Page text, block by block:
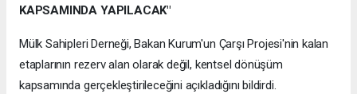
KAPSAMINDA YAPILACAK"
Mülk Sahipleri Derneği, Bakan Kurum'un Çarşı Projesi'nin kalan
etaplarının rezerv alan olarak değil, kentsel dönüşüm
kapsamında gerçekleştirileceğini açıkladığını bildirdi.